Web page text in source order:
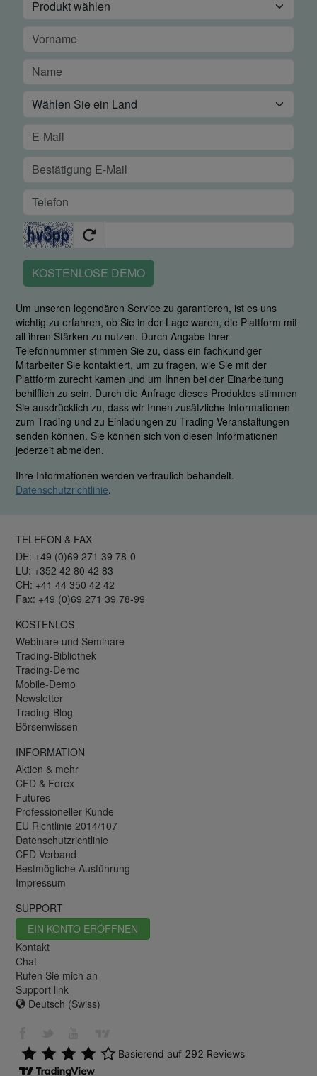
KOSTENLOSE DEMO
Um unseren legendären Service zu garantieren, ist es uns
wichtig zu erfahren, ob Sie in der Lage waren, die Plattform mit
all ihren Stärken zu nutzen. Durch Angabe Ihrer
Telefonnummer stimmen Sie zu, dass ein fachkundiger
Mitarbeiter Sie kontaktiert, um zu fragen, wie Sie mit der
Plattform zurecht kamen und um Ihnen bei der Einarbeitung
behilflich zu sein. Durch die Anfrage dieses Produktes stimmen
Sie ausdrücklich zu, dass wir Ihnen zusätzliche Informationen
zum Trading und zu Einladungen zu Trading-Veranstaltungen
senden können. Sie können sich von diesen Informationen
jederzeit abmelden.
Ihre Informationen werden vertraulich behandelt.
Datenschutzrichtlinie.
TELEFON & FAX
DE: +49 (0)69 271 39 78-0
LU: +352 42 80 42 83
CH: +41 44 350 42 42
Fax: +49 (0)69 271 39 78-99
KOSTENLOS
Webinare und Seminare
Trading-Bibliothek
Trading-Demo
Mobile-Demo
Newsletter
Trading-Blog
Börsenwissen
INFORMATION
Aktien & mehr
CFD & Forex
Futures
Professioneller Kunde
EU Richtlinie 2014/107
Datenschutzrichtlinie
CFD Verband
Bestmögliche Ausführung
Impressum
SUPPORT
EIN KONTO ERÖFFNEN
Kontakt
Chat
Rufen Sie mich an
Support link
Deutsch (Swiss)